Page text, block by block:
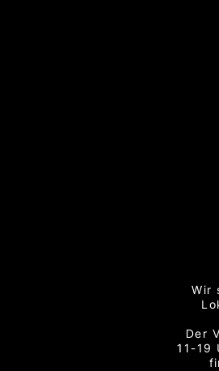
Wir
Der
11-19